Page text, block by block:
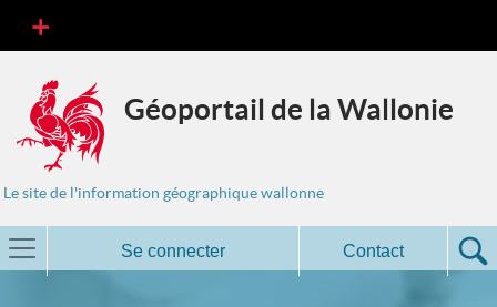
Géoportail de la Wallonie
Le site de l'information géographique wallonne
Se connecter Contact